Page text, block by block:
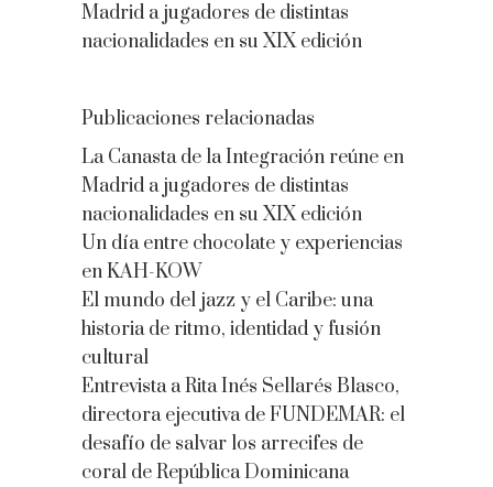
Madrid a jugadores de distintas
nacionalidades en su XIX edición
Publicaciones relacionadas
La Canasta de la Integración reúne en
Madrid a jugadores de distintas
nacionalidades en su XIX edición
Un día entre chocolate y experiencias
en KAH-KOW
El mundo del jazz y el Caribe: una
historia de ritmo, identidad y fusión
cultural
Entrevista a Rita Inés Sellarés Blasco,
directora ejecutiva de FUNDEMAR: el
desafío de salvar los arrecifes de
coral de República Dominicana